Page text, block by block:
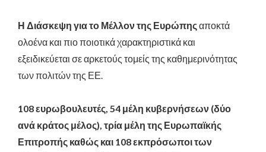
Η Διάσκεψη για το Μέλλον της Ευρώπηςαποκτά
ολοένα και πιο ποιοτικά χαρακτηριστικά και
εξειδικεύεται σε αρκετούς τομείς της καθημερινότητας
των πολιτών της ΕΕ.
108 ευρωβουλευτές, 54 μέλη κυβερνήσεων (δύο
ανά κράτος μέλος), τρία μέλη της Ευρωπαϊκής
Επιτροπής καθώς και 108 εκπρόσωποι των